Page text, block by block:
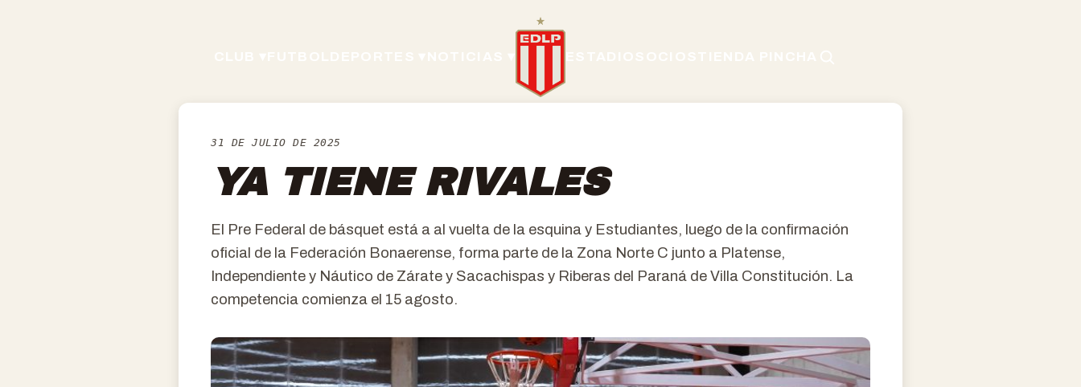
31 DE JULIO DE 2025
YA TIENE RIVALES
El Pre Federal de básquet está a al vuelta de la esquina y Estudiantes, luego de la confirmación
oficial de la Federación Bonaerense, forma parte de la Zona Norte C junto a Platense,
Independiente y Náutico de Zárate y Sacachispas y Riberas del Paraná de Villa Constitución. La
competencia comienza el 15 agosto.